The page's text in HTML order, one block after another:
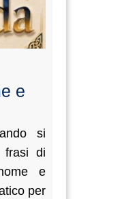
e
si
frasi di
e
per